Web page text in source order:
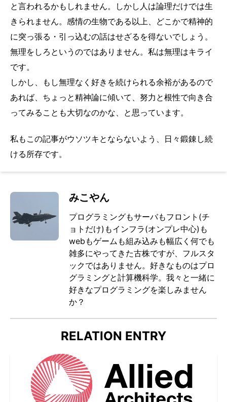
と言われるかもしれません。しかし人は論理だけでは生
きられません。感情の生物である以上、どこかで精神的
に突っ張る・引っ込むの話はせざるを得ないでしょう。
無理をしろというのではありません。私は無理はキライ
です。
しかし、もし無理なく好きを続けられる余裕があるので
あれば、ちょっと精神論に傾いて、努力と根性で向き合
ってみることも大切なのかな、と思っています。
私もこの記事がウソツキとならないよう、日々鍛錬し続
ける所存です。
みこやん
プログラミングもサーバもフロント(チ
ョトだけ)もインフラ(オンプレ中心)も
webもゲームも組み込みも幅広く何でも
雑多にやってきた古株ですが、フルスタ
ックではありません。好きなものはプロ
グラミングと計算機科学。我々と一緒に
好きなプログラミングを楽しみません
か？
RELATION ENTRY